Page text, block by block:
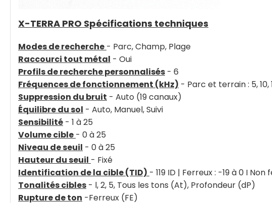
X-TERRA PRO Spécifications techniques
Modes de recherche - Parc, Champ, Plage
Raccourci tout métal - Oui
Profils de recherche personnalisés - 6
Fréquences de fonctionnement (kHz) - Parc et terrain : 5, 10,
Suppression du bruit - Auto (19 canaux)
Équilibre du sol - Auto, Manuel, Suivi
Sensibilité - 1 à 25
Volume cible - 0 à 25
Niveau de seuil - 0 à 25
Hauteur du seuil - Fixé
Identification de la cible (TID) - 119 ID | Ferreux : -19 à 0 I Non
Tonalités cibles - l, 2, 5, Tous les tons (At), Profondeur (dP)
Rupture de ton -Ferreux (FE)